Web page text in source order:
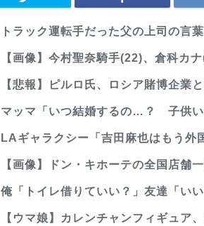
トラック運転手だった父の上司の言
【画像】今村聖奈騎手(22)、倉科カ
【悲報】ピルロ氏、ロシア賭博企業
マッマ「いつ結婚するの…？ 子供
LAギャラクシー「吉田麻也はもう外
【画像】ドン・キホーテの全国店舗
俺「トイレ借りていい？」友達「い
【ウマ娘】カレンチャンフィギュア